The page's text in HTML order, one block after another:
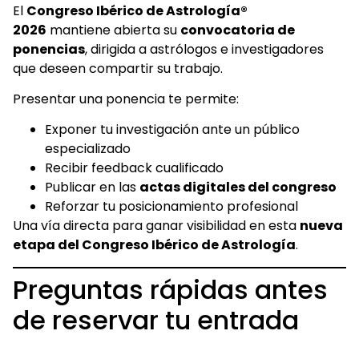
El Congreso Ibérico de Astrología®
2026 mantiene abierta su convocatoria de
ponencias, dirigida a astrólogos e investigadores
que deseen compartir su trabajo.
Presentar una ponencia te permite:
Exponer tu investigación ante un público
especializado
Recibir feedback cualificado
Publicar en las actas digitales del congreso
Reforzar tu posicionamiento profesional
Una vía directa para ganar visibilidad en esta nueva
etapa del Congreso Ibérico de Astrología.
Preguntas rápidas antes
de reservar tu entrada